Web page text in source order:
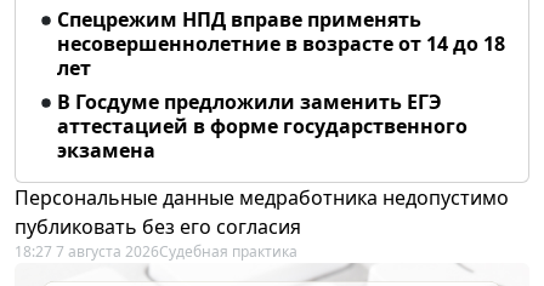
Спецрежим НПД вправе применять
несовершеннолетние в возрасте от 14 до 18
лет
В Госдуме предложили заменить ЕГЭ
аттестацией в форме государственного
экзамена
Персональные данные медработника недопустимо
публиковать без его согласия
18:27 7 августа 2026Судебная практика